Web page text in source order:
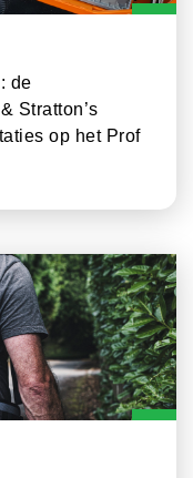
de
Stratton’s
op het Prof